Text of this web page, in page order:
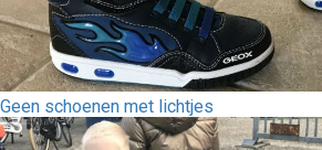
Geen schoenen met lichtjes